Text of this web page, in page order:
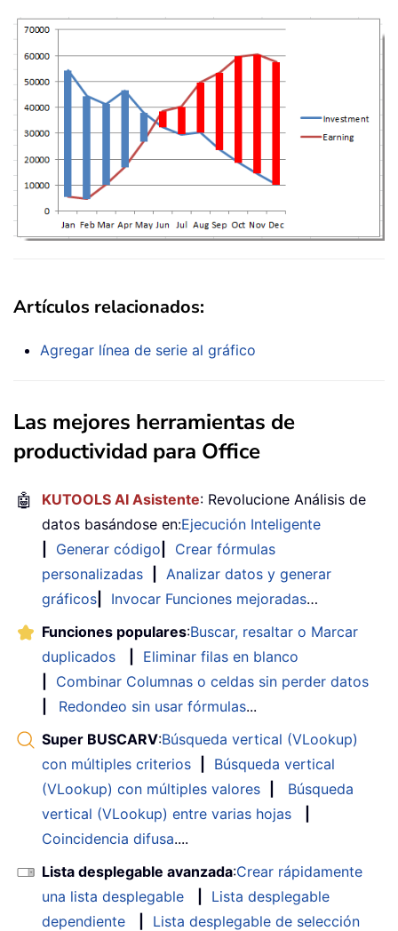
Artículos relacionados:
Agregar línea de serie al gráfico
Las mejores herramientas de
productividad para Office
🤖 KUTOOLS AI Asistente: Revolucione Análisis de
datos basándose en:Ejecución Inteligente
Generar código
Crear fórmulas
personalizadas
Analizar datos y generar
gráficos
Invocar Funciones mejoradas…
Funciones populares:Buscar, resaltar o Marcar
duplicados
Eliminar filas en blanco
Combinar Columnas o celdas sin perder datos
Redondeo sin usar fórmulas...
Super BUSCARV:Búsqueda vertical (VLookup)
con múltiples criterios
Búsqueda vertical
(VLookup) con múltiples valores
Búsqueda
vertical (VLookup) entre varias hojas
Coincidencia difusa....
Lista desplegable avanzada:Crear rápidamente
una lista desplegable
Lista desplegable
dependiente
Lista desplegable de selección